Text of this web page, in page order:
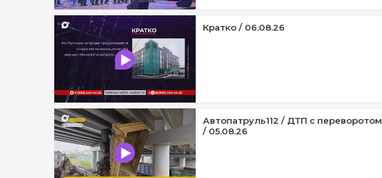
Кратко / 06.08.26
Автопатруль112 / ДТП с переворотом
/ 05.08.26